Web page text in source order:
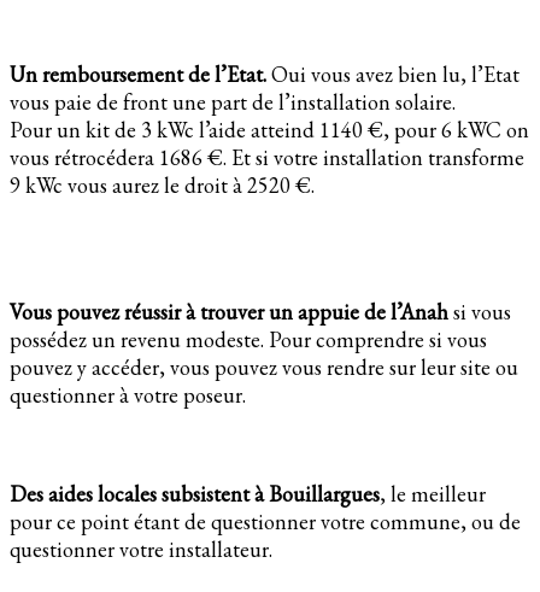
Un remboursement de l’Etat.Oui vous avez bien lu, l’Etat
vous paie de front une part de l’installation solaire.
Pour un kit de 3 kWc l’aide atteind 1140 €, pour 6 kWC on
vous rétrocédera 1686 €. Et si votre installation transforme
9 kWc vous aurez le droit à 2520 €.
Vous pouvez réussir à trouver un appuie de l’Anahsi vous
possédez un revenu modeste. Pour comprendre si vous
pouvez y accéder, vous pouvez vous rendre sur leur site ou
questionner à votre poseur.
Des aides locales subsistent à Bouillargues, le meilleur
pour ce point étant de questionner votre commune, ou de
questionner votre installateur.